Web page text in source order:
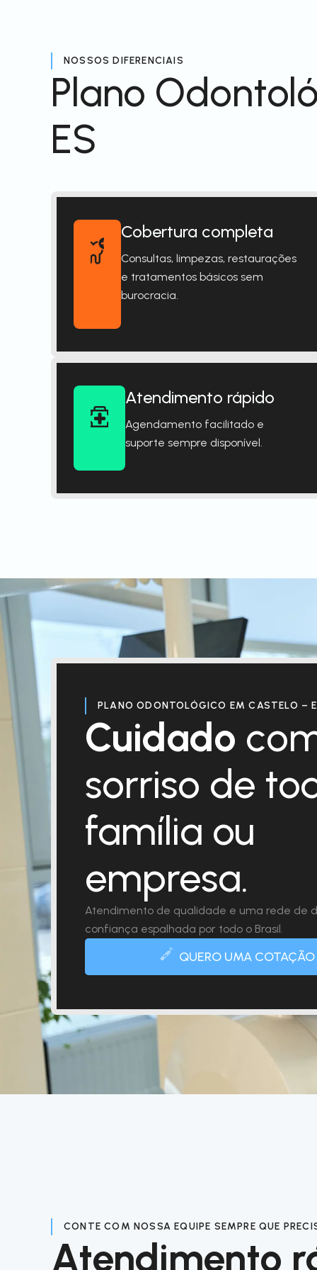
NOSSOS DIFERENCIAIS
Plano
ES
Cobertura completa
Consultas, limpezas, restaurações
e tratamentos básicos sem
burocracia.
Atendimento rápido
Agendamento facilitado e
suporte sempre disponível.
PLANO ODONTOLÓGICO EM CASTELO –
Cuidado
sorriso de
família ou
empresa.
Atendimento de qualidade e uma rede de
confiança espalhada por todo o Brasil.
QUERO UMA COTAÇÃO
CONTE COM NOSSA EQUIPE SEMPRE QUE
Atendimento